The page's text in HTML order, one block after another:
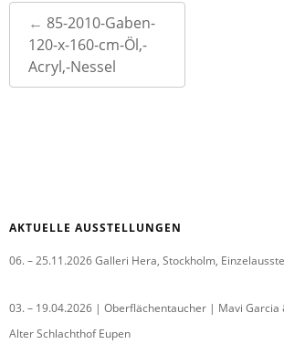
Post
navigation
← 85-2010-Gaben-
120-x-160-cm-Öl,-
Acryl,-Nessel
AKTUELLE AUSSTELLUNGEN
06. – 25.11.2026 Galleri Hera, Stockholm,
03. – 19.04.2026 | Oberflächentaucher | Mavi Garcia
Alter Schlachthof Eupen